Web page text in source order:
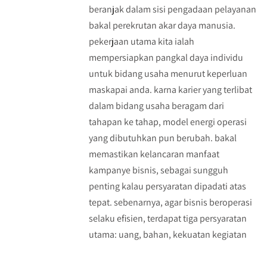
beranjak dalam sisi pengadaan pelayanan
bakal perekrutan akar daya manusia.
pekerjaan utama kita ialah
mempersiapkan pangkal daya individu
untuk bidang usaha menurut keperluan
maskapai anda. karna karier yang terlibat
dalam bidang usaha beragam dari
tahapan ke tahap, model energi operasi
yang dibutuhkan pun berubah. bakal
memastikan kelancaran manfaat
kampanye bisnis, sebagai sungguh
penting kalau persyaratan dipadati atas
tepat. sebenarnya, agar bisnis beroperasi
selaku efisien, terdapat tiga persyaratan
utama: uang, bahan, kekuatan kegiatan